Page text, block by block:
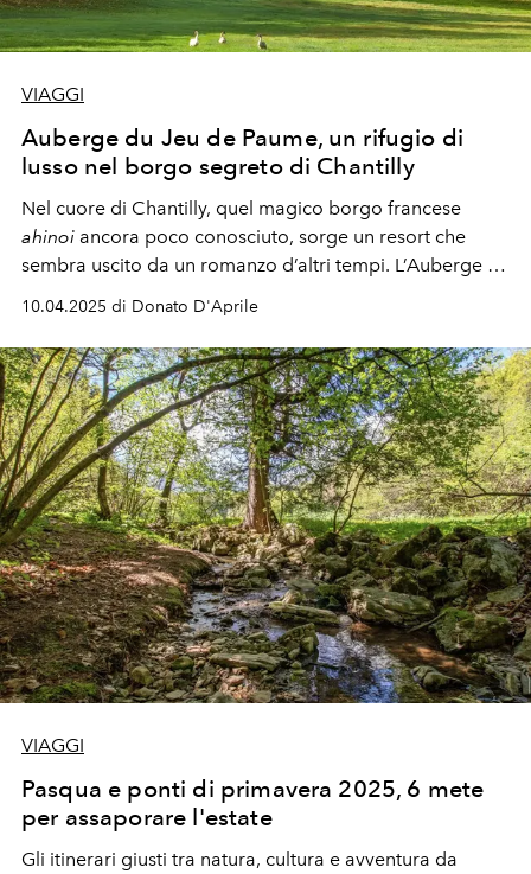
VIAGGI
Auberge du Jeu de Paume, un rifugio di
lusso nel borgo segreto di Chantilly
Nel cuore di Chantilly, quel magico borgo francese
ahinoi ancora poco conosciuto, sorge un resort che
sembra uscito da un romanzo d’altri tempi. L’Auberge du
così classy, tra storia e benessere.
10.04.2025 di Donato D'Aprile
VIAGGI
Pasqua e ponti di primavera 2025, 6 mete
per assaporare l'estate
Gli itinerari giusti tra natura, cultura e avventura da